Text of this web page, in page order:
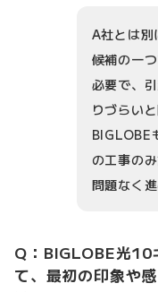
A社とは別
候補の一
必要で、
りづらい
BIGLOBE
の工事の
問題なく進
Q：BIGLOBE光10
て、最初の印象や